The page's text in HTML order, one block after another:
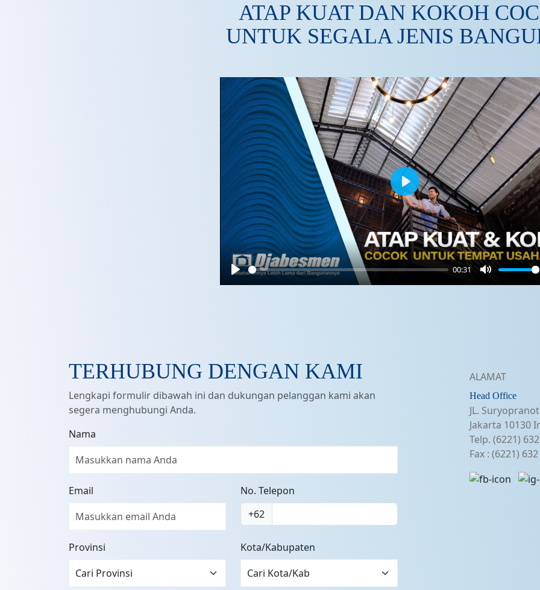
ATAP KUAT DAN KOKOH
UNTUK SEGALA JENIS
Play
00:31
Mute
Play
TERHUBUNG DENGAN KAMI
Lengkapi formulir dibawah ini dan dukungan pelanggan kami akan
segera menghubungi Anda.
Nama
Email
No. Telepon
+62
Provinsi Kota/Kabupaten
ALAMAT
Head Office
JL.
Jakarta 10130
Telp. (6221)
Fax : (6221)